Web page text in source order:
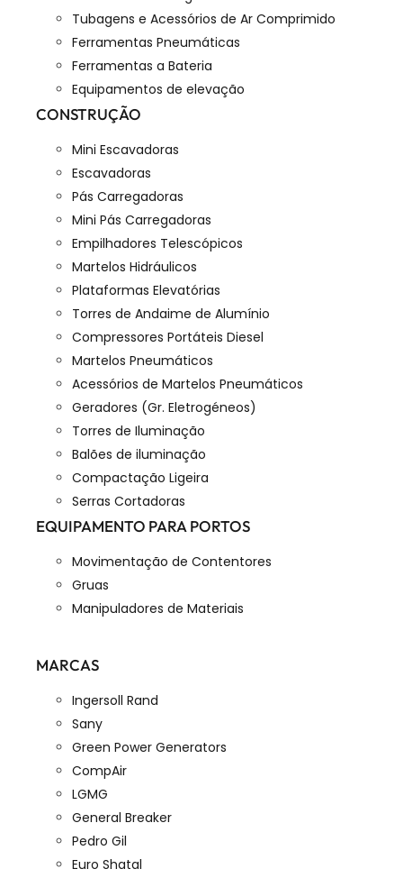
Tubagens e Acessórios de Ar Comprimido
Ferramentas Pneumáticas
Ferramentas a Bateria
Equipamentos de elevação
CONSTRUÇÃO
Mini Escavadoras
Escavadoras
Pás Carregadoras
Mini Pás Carregadoras
Empilhadores Telescópicos
Martelos Hidráulicos
Plataformas Elevatórias
Torres de Andaime de Alumínio
Compressores Portáteis Diesel
Martelos Pneumáticos
Acessórios de Martelos Pneumáticos
Geradores (Gr. Eletrogéneos)
Torres de Iluminação
Balões de iluminação
Compactação Ligeira
Serras Cortadoras
EQUIPAMENTO PARA PORTOS
Movimentação de Contentores
Gruas
Manipuladores de Materiais
MARCAS
Ingersoll Rand
Sany
Green Power Generators
CompAir
LGMG
General Breaker
Pedro Gil
Euro Shatal